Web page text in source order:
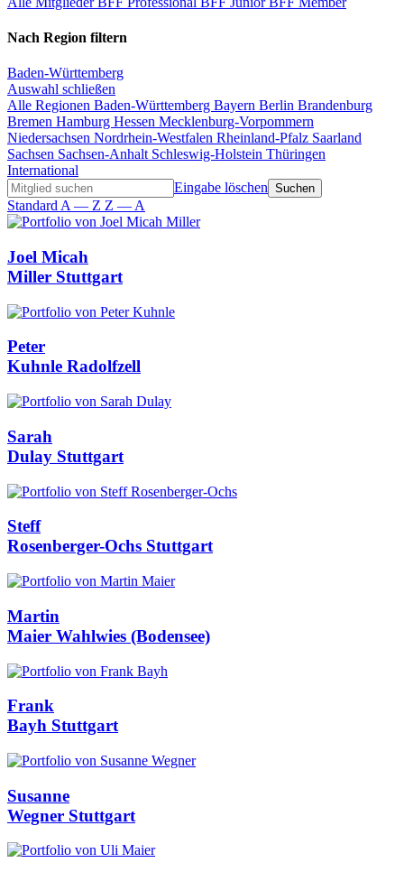
Nach Region filtern
Baden-Württemberg
Auswahl schließen
Alle Regionen Baden-Württemberg Bayern Berlin Brandenburg
Bremen Hamburg Hessen Mecklenburg-Vorpommern
Niedersachsen Nordrhein-Westfalen Rheinland-Pfalz Saarland
Sachsen Sachsen-Anhalt Schleswig-Holstein Thüringen
International
Eingabe löschen
Standard A — Z Z — A
Joel Micah
Miller Stuttgart
Peter
Kuhnle Radolfzell
Sarah
Dulay Stuttgart
Steff
Rosenberger-Ochs Stuttgart
Martin
Maier Wahlwies (Bodensee)
Frank
Bayh Stuttgart
Susanne
Wegner Stuttgart